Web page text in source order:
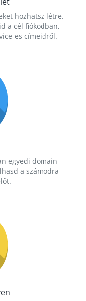
hozhatsz létre.
a cél fiókodban,
es címeidről.
egyedi domain
a számodra